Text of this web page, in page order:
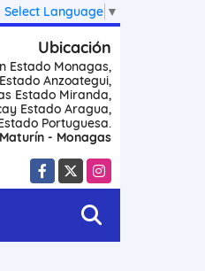
Select Language ▼
Ubicación
Estado Monagas,
Anzoategui,
Estado Miranda,
Estado Aragua,
Portuguesa.
Maturín - Monagas
Facebook
X Instagram